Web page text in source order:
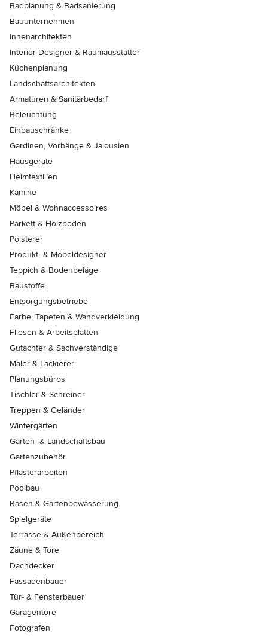
Badplanung & Badsanierung
Bauunternehmen
Innenarchitekten
Interior Designer & Raumausstatter
Küchenplanung
Landschaftsarchitekten
Armaturen & Sanitärbedarf
Beleuchtung
Einbauschränke
Gardinen, Vorhänge & Jalousien
Hausgeräte
Heimtextilien
Kamine
Möbel & Wohnaccessoires
Parkett & Holzböden
Polsterer
Produkt- & Möbeldesigner
Teppich & Bodenbeläge
Baustoffe
Entsorgungsbetriebe
Farbe, Tapeten & Wandverkleidung
Fliesen & Arbeitsplatten
Gutachter & Sachverständige
Maler & Lackierer
Planungsbüros
Tischler & Schreiner
Treppen & Geländer
Wintergärten
Garten- & Landschaftsbau
Gartenzubehör
Pflasterarbeiten
Poolbau
Rasen & Gartenbewässerung
Spielgeräte
Terrasse & Außenbereich
Zäune & Tore
Dachdecker
Fassadenbauer
Tür- & Fensterbauer
Garagentore
Fotografen